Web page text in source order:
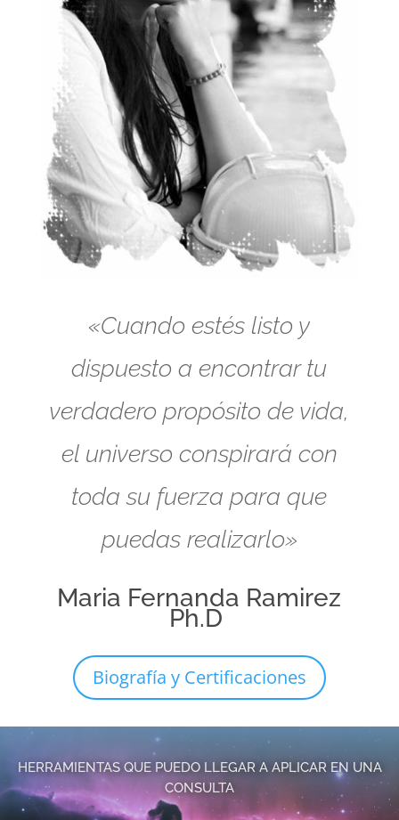
«Cuando estés listo y
dispuesto a encontrar tu
verdadero propósito de vida,
el universo conspirará con
toda su fuerza para que
puedas realizarlo»
Maria Fernanda Ramirez
Ph.D
Biografía y Certificaciones
HERRAMIENTAS QUE PUEDO LLEGAR A APLICAR EN UNA
CONSULTA